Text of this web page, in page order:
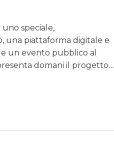
uno speciale,
una piattaforma digitale e
un evento pubblico al
domani il progetto…